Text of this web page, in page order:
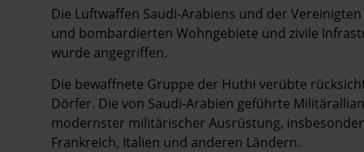
Die Luftwaffen Saudi-Arabiens und der
und bombardierten Wohngebiete und zivile
wurde angegriffen.
Die bewaffnete Gruppe der Huthi verübte
Dörfer. Die von Saudi-Arabien geführte
modernster militärischer Ausrüstung,
Frankreich, Italien und anderen Ländern.